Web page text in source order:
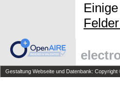
Gestaltung Webseite und Datenbank: